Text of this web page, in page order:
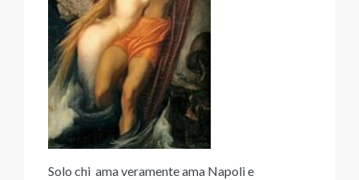
Solo chi ama veramente ama Napoli e